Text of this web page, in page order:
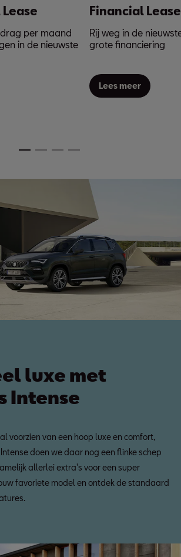
per maand
in de nieuwste
Financial Lease
Rij weg in de
grote financiering
Lees meer
luxe met
Intense
voorzien van een hoop luxe en comfort,
doen we daar nog een flinke schep
allerlei extra's voor een super
favoriete model en ontdek de standaard